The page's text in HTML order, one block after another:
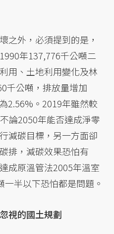
之外，必須提到的是，
年137,776千公噸二
用、土地利用變化及林
千公噸，排放量增加
2.56%。2019年雖然較
論2050年能否達成淨零
減碳目標，另一方面卻
排，減碳效果恐怕有
成原溫管法2005年溫室
半以下恐怕都是問題。
視的國土規劃